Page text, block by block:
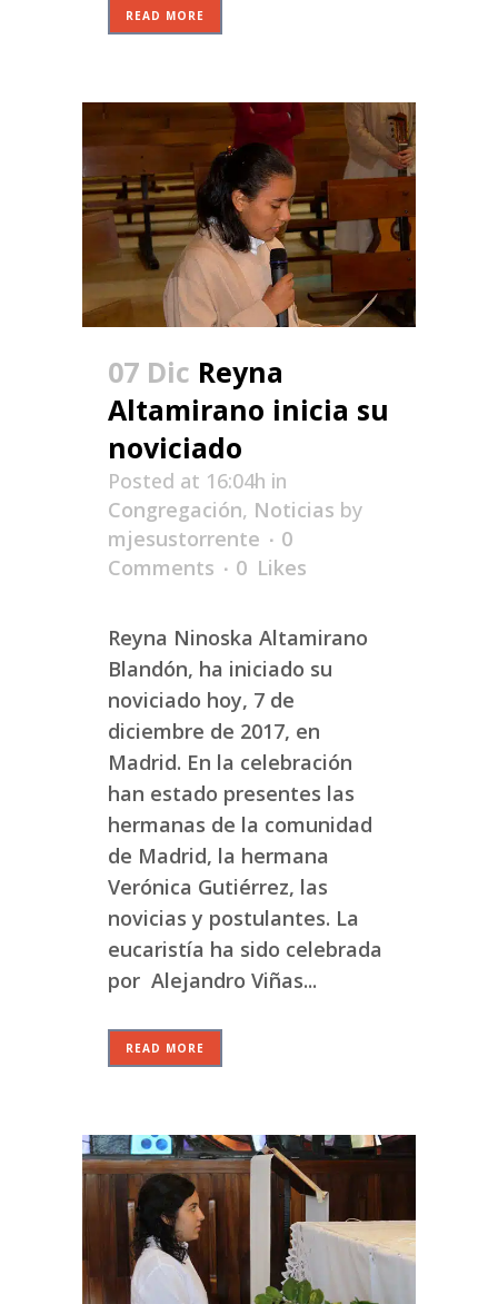
READ MORE
07 Dic Reyna
Altamirano inicia su
noviciado
Posted at 16:04h in
Congregación, Noticias by
mjesustorrente
0
Comments
0 Likes
Reyna Ninoska Altamirano
Blandón, ha iniciado su
noviciado hoy, 7 de
diciembre de 2017, en
Madrid. En la celebración
han estado presentes las
hermanas de la comunidad
de Madrid, la hermana
Verónica Gutiérrez, las
novicias y postulantes. La
eucaristía ha sido celebrada
por Alejandro Viñas...
READ MORE